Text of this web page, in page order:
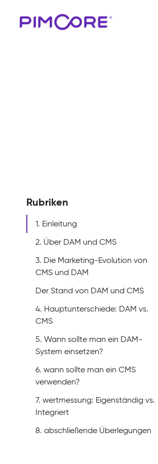
Rubriken
1. Einleitung
2. Über DAM und CMS
3. Die Marketing-Evolution von
CMS und DAM
Der Stand von DAM und CMS
4. Hauptunterschiede: DAM vs.
CMS
5. Wann sollte man ein DAM-
System einsetzen?
6. wann sollte man ein CMS
verwenden?
7. wertmessung: Eigenständig vs.
Integriert
8. abschließende Überlegungen